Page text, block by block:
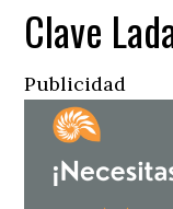
Clave
Publicidad